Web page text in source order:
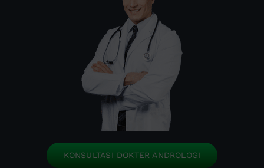
KONSULTASI DOKTER ANDROLOGI